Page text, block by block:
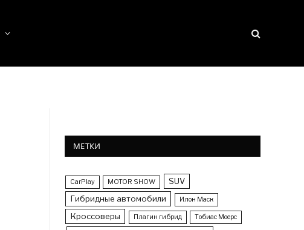
МЕТКИ
CarPlay MOTOR SHOW
SUV
Гибридные автомобили
Илон Маск
Кроссоверы Плагин гибрид Тобиас Моерс